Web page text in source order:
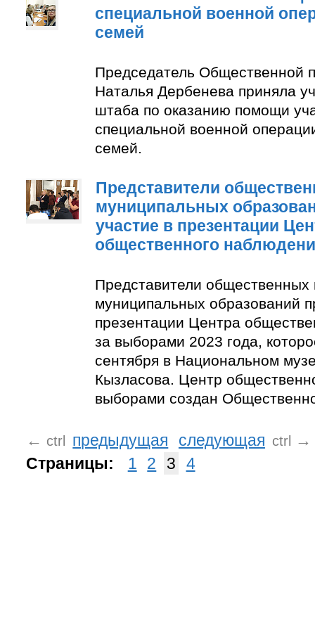
специальной военной
семей
Председатель Общественной
Наталья Дербенева приняла
штаба по оказанию помощи
специальной военной
семей.
Представители
муниципальных
участие в презентации
общественного
Представители общественных
муниципальных образований
презентации Центра
за выборами 2023 года,
сентября в Национальном
Кызласова. Центр
выборами создан
← ctrl предыдущая следующая ctrl
→
Страницы:
1 2 3 4